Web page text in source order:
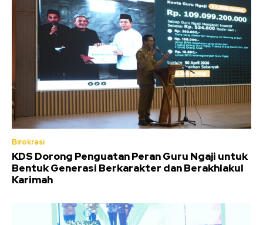
Birokrasi
KDS Dorong Penguatan Peran Guru Ngaji untuk
Bentuk Generasi Berkarakter dan Berakhlakul
Karimah